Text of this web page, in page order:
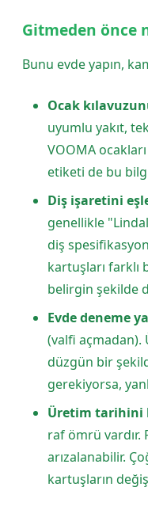
Gitmeden önce
Bunu evde yapın,
Ocak
uyumlu yakıt,
VOOMA
etiketi de bu
Diş işaretini
genellikle
diş
kartuşları farklı
belirgin şekilde
Evde deneme
(valfi açmadan).
düzgün bir
gerekiyorsa,
Üretim tarihini
raf ömrü
arızalanabilir.
kartuşların